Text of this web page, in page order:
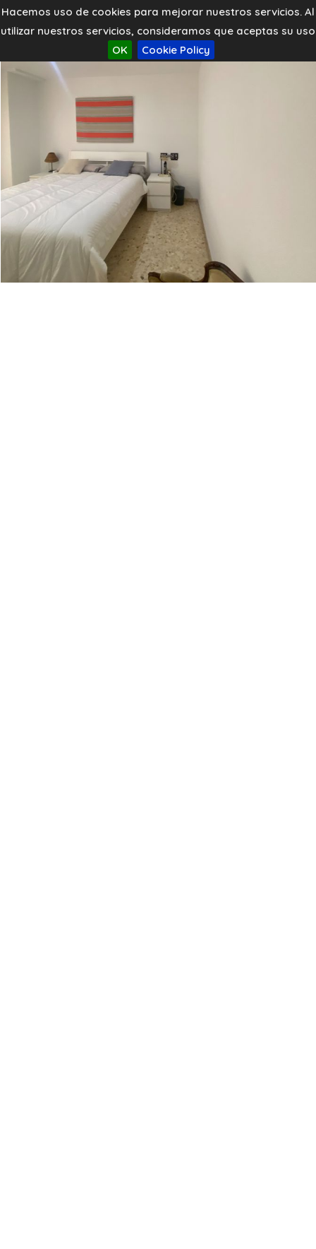
Hacemos uso de cookies para mejorar nuestros servicios. Al
utilizar nuestros servicios, consideramos que aceptas su uso
OK
Cookie Policy